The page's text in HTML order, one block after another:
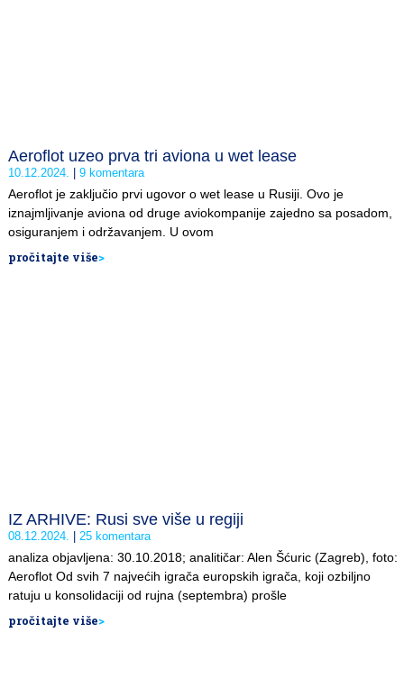
Aeroflot uzeo prva tri aviona u wet lease
10.12.2024. 9 komentara
Aeroflot je zaključio prvi ugovor o wet lease u Rusiji. Ovo je
iznajmljivanje aviona od druge aviokompanije zajedno sa posadom,
osiguranjem i održavanjem. U ovom
pročitajte više>
IZ ARHIVE: Rusi sve više u regiji
08.12.2024. 25 komentara
analiza objavljena: 30.10.2018; analitičar: Alen Šćuric (Zagreb), foto:
Aeroflot Od svih 7 najvećih igrača europskih igrača, koji ozbiljno
ratuju u konsolidaciji od rujna (septembra) prošle
pročitajte više>